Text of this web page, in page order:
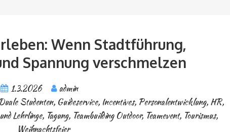
Wenn Stadtführung,
Spannung verschmelzen
1.3.2026
admin
Duale Studenten, Guideservice, Incentives, Personalentwicklung, HR,
Lehrlinge, Tagung, Teambuilding Outdoor, Teamevent, Tourismus,
Weihnachtsfeier